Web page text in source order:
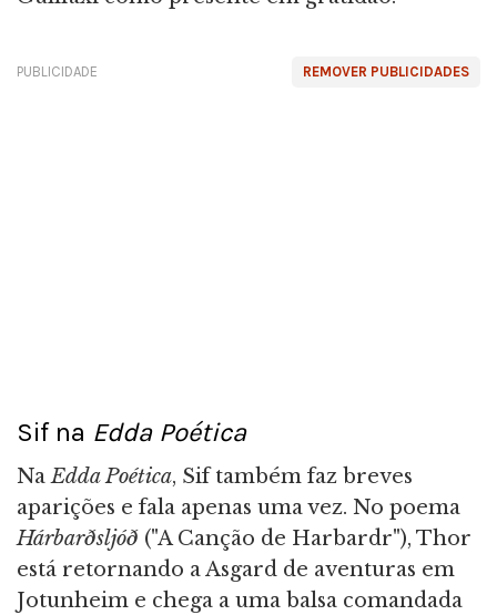
REMOVER PUBLICIDADES
PUBLICIDADE
Sif na Edda Poética
NaEdda Poética, Sif também faz breves
aparições e fala apenas uma vez. No poema
Hárbarðsljóð ("A Canção de Harbardr"), Thor
está retornando a Asgard de aventuras em
Jotunheim e chega a uma balsa comandada